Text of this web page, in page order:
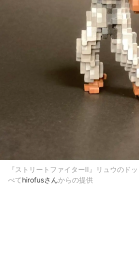
『ストリートファイターII』リュウのド
べてhirofusさんからの提供